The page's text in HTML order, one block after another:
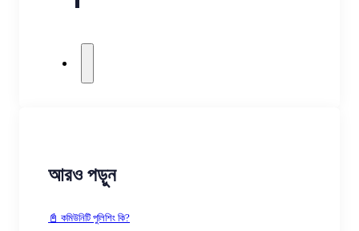
আরও পড়ুন
📓 কমিউনিটি পুলিশিং কি?